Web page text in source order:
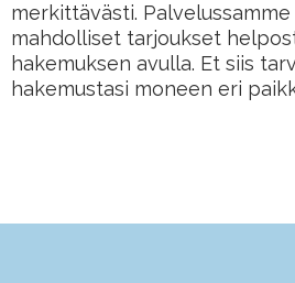
merkittävästi.
mahdolliset tarjoukset
hakemuksen avulla. Et siis
hakemustasi moneen eri